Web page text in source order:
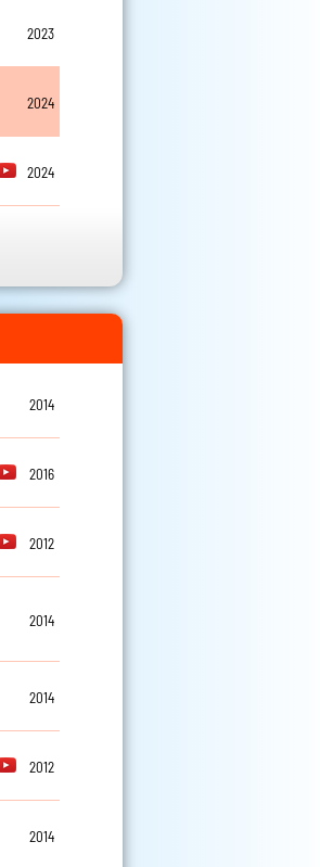
2023
2024
2024
2014
2016
2012
2014
2014
2012
2014